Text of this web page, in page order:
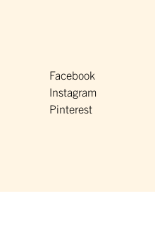
Facebook
Instagram
Pinterest